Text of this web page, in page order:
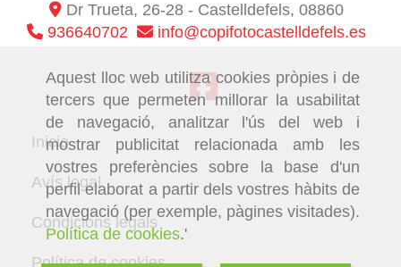
Aquest lloc web utilitza cookies pròpies i de
tercers que permeten millorar la usabilitat
de navegació, analitzar l'ús del web i
mostrar publicitat relacionada amb les
vostres preferències sobre la base d'un
perfil elaborat a partir dels vostres hàbits de
navegació (per exemple, pàgines visitades).
Política de cookies.'
Dr Trueta, 26-28 - Castelldefels, 08860
936640702
info copifotocastelldefels.es
Inicio
Avís legal
Condicions legals
Política de cookies